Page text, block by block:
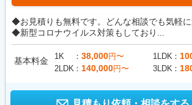
◆お見積りも無料です。どんな相談でも気軽に
◆新型コロナウイルス対策もしており...
基本料金 1K 38,000円〜 1LDK
2LDK
140,000円〜 3LDK